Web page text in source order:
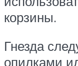
корзины.
Гнезда
опилками